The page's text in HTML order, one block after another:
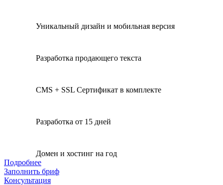
Уникальный дизайн и мобильная версия
Разработка продающего текста
CMS + SSL Сертификат в комплекте
Разработка от 15 дней
Домен и хостинг на год
Подробнее
Заполнить бриф
Консультация